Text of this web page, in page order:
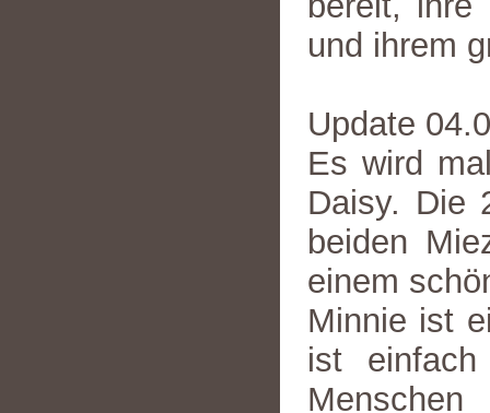
und ihrem
Update
Es wird
Daisy. Die
beiden
einem
Minnie ist
ist